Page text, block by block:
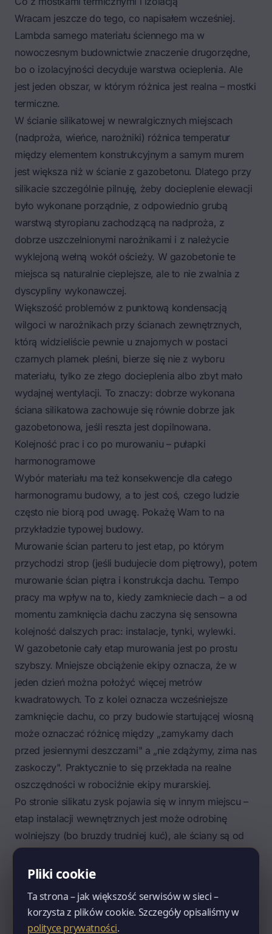
Wracam jeszcze do tego, co napisałem wcześniej.
Lambda samego materiału ściennego ma w
nowoczesnym budownictwie znaczenie drugorzędne,
bo o izolacyjności decyduje warstwa ocieplenia. Ale
jest jeden obszar, w którym różnica jest realna – mostki
termiczne.
W ścianie silikatowej w newralgicznych miejscach
(nadproża, wieńce, narożniki) różnica temperatur
między elementem konstrukcyjnym a samym murem
jest większa niż w ścianie z gazobetonu. Dlatego przy
silikacie szczególnie pilnuję, żeby docieplenie elewacji
było wykonane porządnie, z odpowiednio grubą
warstwą styropianu zachodzącą na nadproża, z
dobrze uszczelnionymi narożnikami i z należycie
wyklejoną wełną wokół ościeży. W gazobetonie te
miejsca są naturalnie cieplejsze, ale to nie zwalnia z
dyscypliny wykonawczej.
Większość problemów z punktową kondensacją
wilgoci w narożnikach przy ścianach zewnętrznych,
którą widzieliście pewnie u znajomych w postaci
czarnych plamek pleśni, bierze się nie z wyboru
materiału, tylko ze złego docieplenia albo zbyt mało
wydajnej wentylacji. To znaczy: dobrze wykonana
ściana silikatowa zachowuje się równie dobrze jak
gazobetonowa, jeśli reszta jest dopilnowana.
Kolejność prac i co po murowaniu – pułapki
harmonogramowe
Wybór materiału ma też konsekwencje dla całego
harmonogramu budowy, a to jest coś, czego ludzie
często nie biorą pod uwagę. Pokażę Wam to na
przykładzie typowej budowy.
Murowanie ścian parteru to jest etap, po którym
przychodzi strop (jeśli budujecie dom piętrowy), potem
murowanie ścian piętra i konstrukcja dachu. Tempo
pracy ma wpływ na to, kiedy zamkniecie dach – a od
momentu zamknięcia dachu zaczyna się sensowna
kolejność dalszych prac: instalacje, tynki, wylewki.
W gazobetonie cały etap murowania jest po prostu
szybszy. Mniejsze obciążenie ekipy oznacza, że w
jeden dzień można położyć więcej metrów
kwadratowych. To z kolei oznacza wcześniejsze
zamknięcie dachu, co przy budowie startującej wiosną
może oznaczać różnicę między „zamykamy dach
przed jesiennymi deszczami" a „nie zdążymy, zima nas
zaskoczy". Praktycznie to się przekłada na realne
oszczędności w robociźnie ekipy murarskiej.
Po stronie silikatu zysk pojawia się w innym miejscu –
etap instalacji wewnętrznych jest może odrobinę
wolniejszy (bo bruzdy trudniej kuć), ale ściany są od
razu gotowe na obciążenia. Możecie wcześniej zacząć
montaż cięższych elementów. W ścianie z gazobetonu,
kuchenne z naczyniami – trzeba na etapie projektu
wnętrz przemyśleć rozmieszczenie i ewentualnie
Pliki cookie
Ta strona – jak większość serwisów w sieci –
korzysta z plików cookie. Szczegóły opisaliśmy w
polityce prywatności.